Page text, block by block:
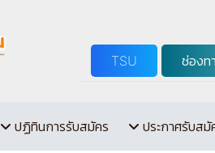
TSU
ช่องท
ปฏิทินการรับสมัคร ประกาศรับสมั